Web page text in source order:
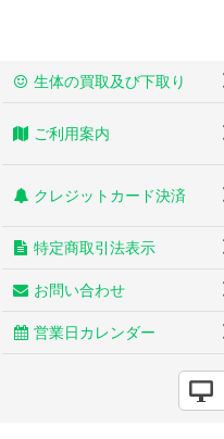
生体の買取及び下取り
ご利用案内
クレジットカード決済
特定商取引法表示
お問い合わせ
営業日カレンダー